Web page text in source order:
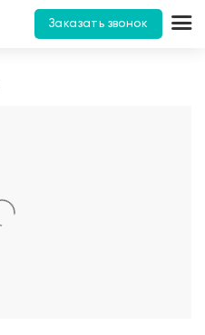
Заказать звонок